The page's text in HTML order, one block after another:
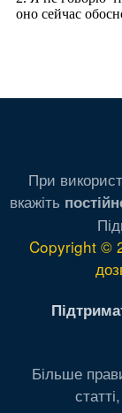
При
вкажіть
Copyright ©
Більше
статті,